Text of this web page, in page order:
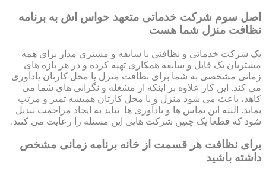
اصل سوم شرکت خدماتی متعهد حواس اش به برنامه
نظافت منزل شما هست
یک شرکت خدماتی و نظافتی با سابقه و مشتری مدار برای همه
مشتریان یک فایل و سابقه همکاری تهیه کرده و در هر بازه های
زمانی مشخصی به شما برای نظافت منزل یا محل کارتان یادآوری
می کند. این کار علاوه بر اینکه از مشغله و نگرانی های شما می
کاهد، باعث می شود منزل و یا محل کارتان همیشه تمیز و مرتب
بماند. البته این تماس ها و یادآوری ها نباید به ایجاد مزاحمت تبدیل
شود که قطعا یک چنین شرکت هایی این مسئله را رعایت می کنند.
برای نظافت هر قسمت از خانه برنامه زمانی مشخص
داشته باشید